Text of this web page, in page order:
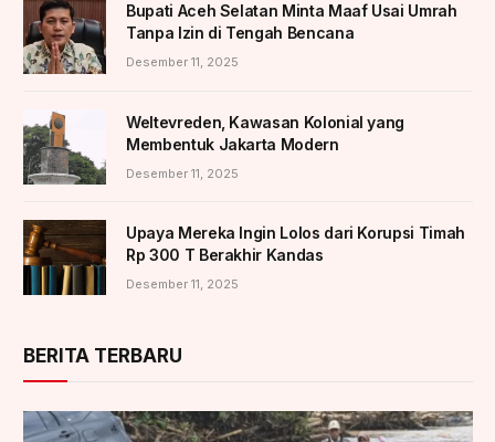
Bupati Aceh Selatan Minta Maaf Usai Umrah
Tanpa Izin di Tengah Bencana
Desember 11, 2025
Weltevreden, Kawasan Kolonial yang
Membentuk Jakarta Modern
Desember 11, 2025
Upaya Mereka Ingin Lolos dari Korupsi Timah
Rp 300 T Berakhir Kandas
Desember 11, 2025
BERITA TERBARU